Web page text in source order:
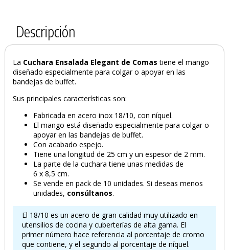
Descripción
La Cuchara Ensalada Elegant de Comas tiene el mango
diseñado especialmente para colgar o apoyar en las
bandejas de buffet.
Sus principales características son:
Fabricada en acero inox 18/10, con níquel.
El mango está diseñado especialmente para colgar o
apoyar en las bandejas de buffet.
Con acabado espejo.
Tiene una longitud de 25 cm y un espesor de 2 mm.
La parte de la cuchara tiene unas medidas de
6 x 8,5 cm.
Se vende en pack de 10 unidades. Si deseas menos
unidades, consúltanos.
El 18/10 es un acero de gran calidad muy utilizado en
utensilios de cocina y cuberterías de alta gama. El
primer número hace referencia al porcentaje de cromo
que contiene, y el segundo al porcentaje de níquel.